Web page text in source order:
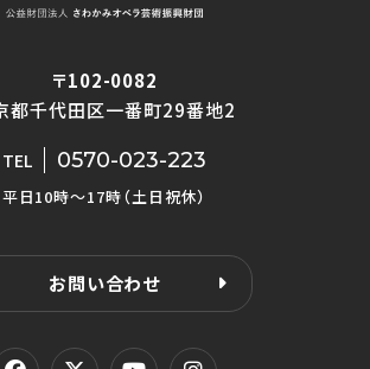
〒102-0082
都千代田区一番町29番地2
TEL 0570-023-223
平日10時〜17時（土日祝休）
お問い合わせ